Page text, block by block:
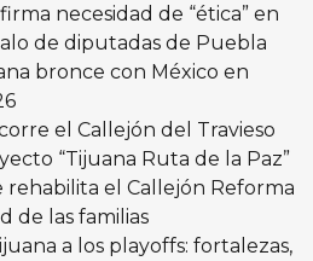
necesidad de “ética” en
de diputadas de Puebla
bronce con México en
el Callejón del Travieso
“Tijuana Ruta de la Paz”
rehabilita el Callejón Reforma
de las familias
a los playoffs: fortalezas,